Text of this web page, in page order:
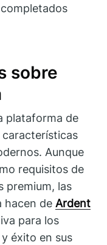
sobre
plataforma de
Aunque
requisitos de
premium, las
hacen deArdent
para los
éxito en sus